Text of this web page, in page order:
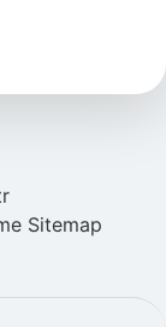
Sitemap